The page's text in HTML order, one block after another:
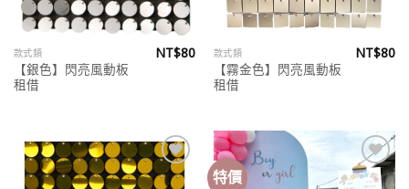
款式類
【銀色】閃亮風動板
租借
NT$80 款式類
【霧金色】閃亮風動板
租借
NT$80
特價